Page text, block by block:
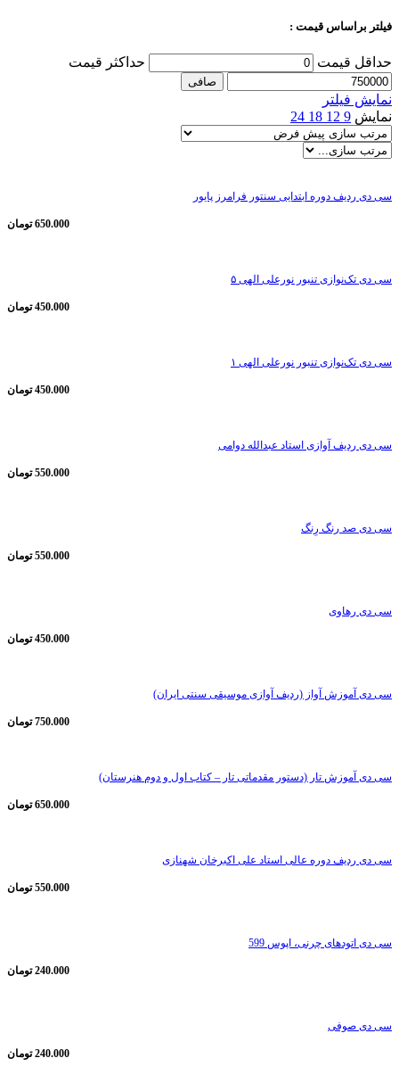
فیلتر براساس قیمت :
حداقل قیمت حداكثر قيمت
صافی
نمایش فیلتر
نمایش 9
12
18
24
سی دی ردیف دوره ابتدایی سنتور فرامرز پایور
650.000 تومان
سی دی تک‌نوازی تنبور نورعلی الهی ۵
450.000 تومان
سی دی تک‌نوازی تنبور نورعلی الهی ۱
450.000 تومان
سی دی ردیف آوازی استاد عبدالله دوامی
550.000 تومان
سی دی صد رنگ رِنگ
550.000 تومان
سی دی رهاوی
450.000 تومان
سی دی آموزش آواز (ردیف آوازی موسیقی سنتی ایران)
750.000 تومان
سی دی آموزش تار (دستور مقدماتی تار – کتاب اول و دوم هنرستان)
650.000 تومان
سی دی ردیف دوره عالی استاد علی اکبرخان شهنازی
550.000 تومان
سی دی اتودهای چرنی، اپوس 599
240.000 تومان
سی دی صوفی
240.000 تومان